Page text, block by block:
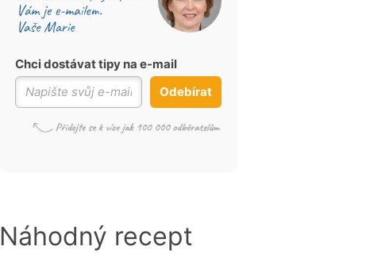
Chci dostávat tipy na e-mail
Odebírat
Náhodný recept